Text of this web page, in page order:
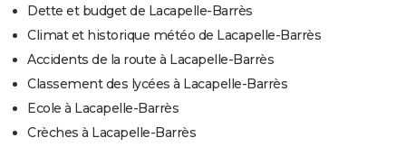
Dette et budget de Lacapelle-Barrès
Climat et historique météo de Lacapelle-Barrès
Accidents de la route à Lacapelle-Barrès
Classement des lycées à Lacapelle-Barrès
Ecole à Lacapelle-Barrès
Crèches à Lacapelle-Barrès